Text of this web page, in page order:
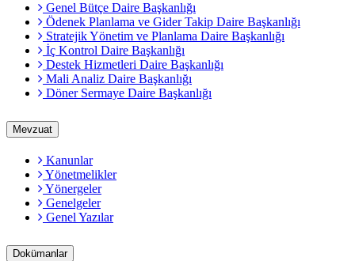
Genel Bütçe Daire Başkanlığı
Ödenek Planlama ve Gider Takip Daire Başkanlığı
Stratejik Yönetim ve Planlama Daire Başkanlığı
İç Kontrol Daire Başkanlığı
Destek Hizmetleri Daire Başkanlığı
Mali Analiz Daire Başkanlığı
Döner Sermaye Daire Başkanlığı
Mevzuat
Kanunlar
Yönetmelikler
Yönergeler
Genelgeler
Genel Yazılar
Dokümanlar